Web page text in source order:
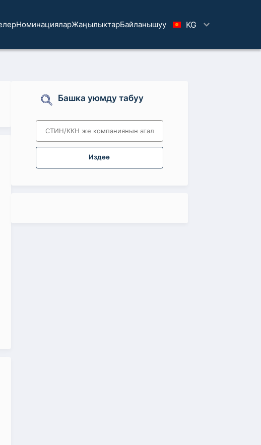
НоминацияларЖаңылыктарБайланышуу KG
Башка уюмду табуу
Издөө